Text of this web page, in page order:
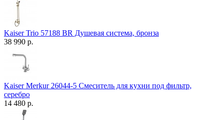
Kaiser Trio 57188 BR Душевая система, бронза
38 990 р.
Kaiser Merkur 26044-5 Смеситель для кухни под фильтр,
серебро
14 480 р.